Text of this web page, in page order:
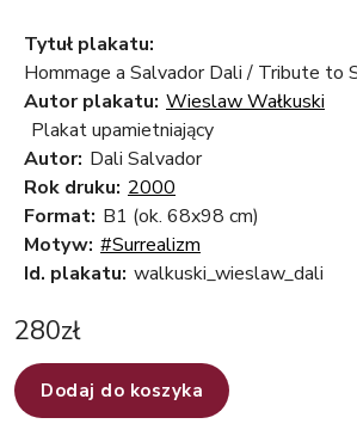
Tytuł plakatu:
Hommage a Salvador Dali / Tribute to
Autor plakatu: Wieslaw Wałkuski
Plakat upamietniający
Autor: Dali Salvador
Rok druku: 2000
Format: B1 (ok. 68x98 cm)
Motyw: #Surrealizm
Id. plakatu: walkuski_wieslaw_dali
280zł
Dodaj do koszyka